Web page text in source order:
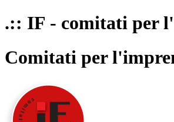
.:: IF - comitati per
Comitati per